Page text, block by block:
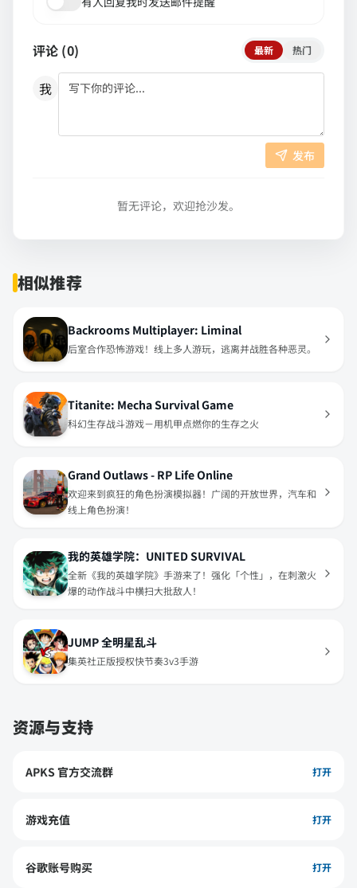
评论 (0) 最新 热门
我
发布
暂无评论，欢迎抢沙发。
相似推荐
Backrooms Multiplayer: Liminal
后室合作恐怖游戏！线上多人游玩，逃离并战胜各种恶灵。
Titanite: Mecha Survival Game
科幻生存战斗游戏－用机甲点燃你的生存之火
Grand Outlaws - RP Life Online
欢迎来到疯狂的角色扮演模拟器！广阔的开放世界，汽车和
线上角色扮演！
我的英雄学院：UNITED SURVIVAL
全新《我的英雄学院》手游来了！强化「个性」，在刺激火
爆的动作战斗中横扫大批敌人！
JUMP 全明星乱斗
集英社正版授权快节奏3v3手游
资源与支持
APKS 官方交流群 打开
游戏充值 打开
谷歌账号购买 打开